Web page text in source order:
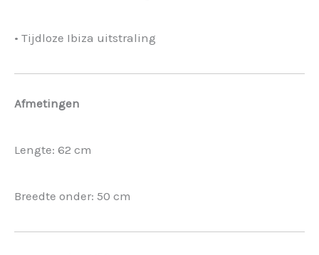
• Tijdloze Ibiza uitstraling
Afmetingen
Lengte: 62 cm
Breedte onder: 50 cm